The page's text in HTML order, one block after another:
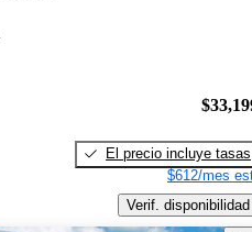
El precio incluye tasas
$612/mes
Verif. disponibilidad